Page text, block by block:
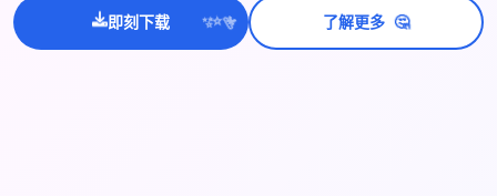
即刻下载 ✨⭐💫 了解更多 🤔